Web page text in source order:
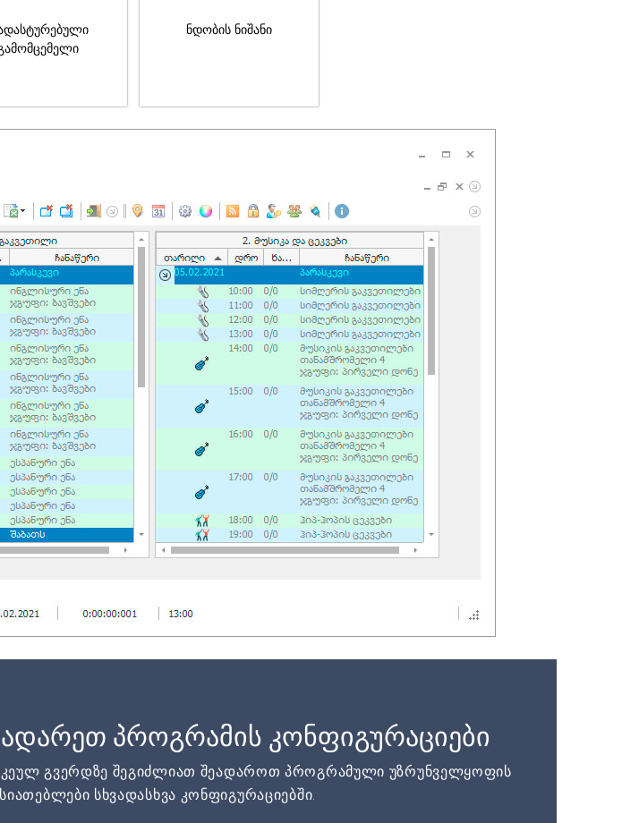
ნდობის ნიშანი
პროგრამის კონფიგურაციები
გვერდზე შეგიძლიათ შეადაროთ პროგრამული უზრუნველყოფის
სხვადასხვა კონფიგურაციებში.